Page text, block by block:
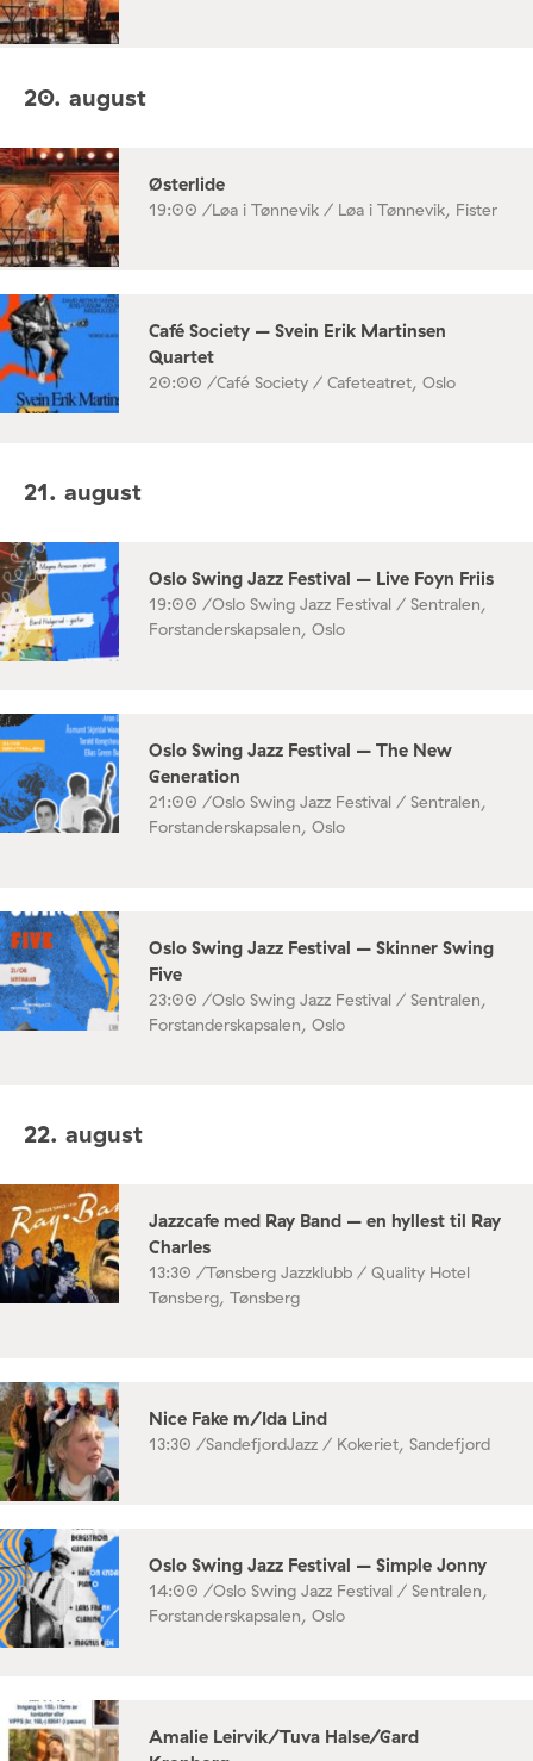
20. august
Østerlide
19:00 /Løa i Tønnevik / Løa i Tønnevik, Fister
Café Society – Svein Erik Martinsen
Quartet
20:00 /Café Society / Cafeteatret, Oslo
21. august
Oslo Swing Jazz Festival – Live Foyn Friis
19:00 /Oslo Swing Jazz Festival / Sentralen,
Forstanderskapsalen, Oslo
Oslo Swing Jazz Festival – The New
Generation
21:00 /Oslo Swing Jazz Festival / Sentralen,
Forstanderskapsalen, Oslo
Oslo Swing Jazz Festival – Skinner Swing
Five
23:00 /Oslo Swing Jazz Festival / Sentralen,
Forstanderskapsalen, Oslo
22. august
Jazzcafe med Ray Band – en hyllest til Ray
Charles
13:30 /Tønsberg Jazzklubb / Quality Hotel
Tønsberg, Tønsberg
Nice Fake m/Ida Lind
13:30 /SandefjordJazz / Kokeriet, Sandefjord
Oslo Swing Jazz Festival – Simple Jonny
14:00 /Oslo Swing Jazz Festival / Sentralen,
Forstanderskapsalen, Oslo
Amalie Leirvik/Tuva Halse/Gard